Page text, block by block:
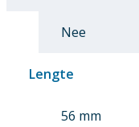
Nee
Lengte
56 mm